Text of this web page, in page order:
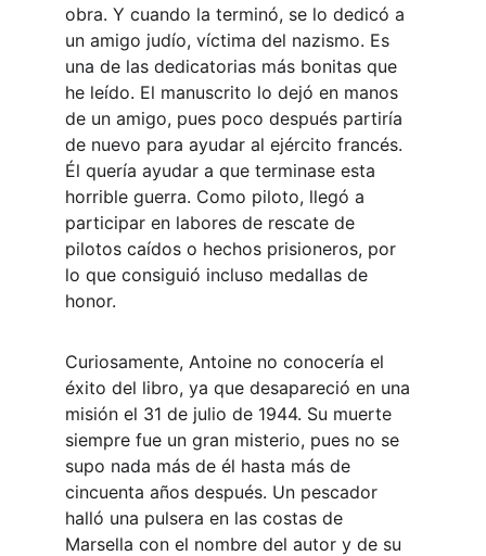
obra. Y cuando la terminó, se lo dedicó a
un amigo judío, víctima del nazismo. Es
una de las dedicatorias más bonitas que
he leído. El manuscrito lo dejó en manos
de un amigo, pues poco después partiría
de nuevo para ayudar al ejército francés.
Él quería ayudar a que terminase esta
horrible guerra. Como piloto, llegó a
participar en labores de rescate de
pilotos caídos o hechos prisioneros, por
lo que consiguió incluso medallas de
honor.
Curiosamente, Antoine no conocería el
éxito del libro, ya que desapareció en una
misión el 31 de julio de 1944. Su muerte
siempre fue un gran misterio, pues no se
supo nada más de él hasta más de
cincuenta años después. Un pescador
halló una pulsera en las costas de
Marsella con el nombre del autor y de su